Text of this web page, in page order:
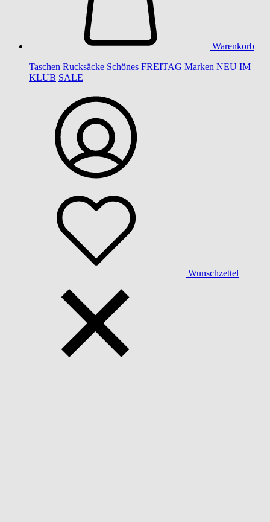
Warenkorb
Taschen Rucksäcke Schönes FREITAG Marken NEU IM
KLUB SALE
Wunschzettel